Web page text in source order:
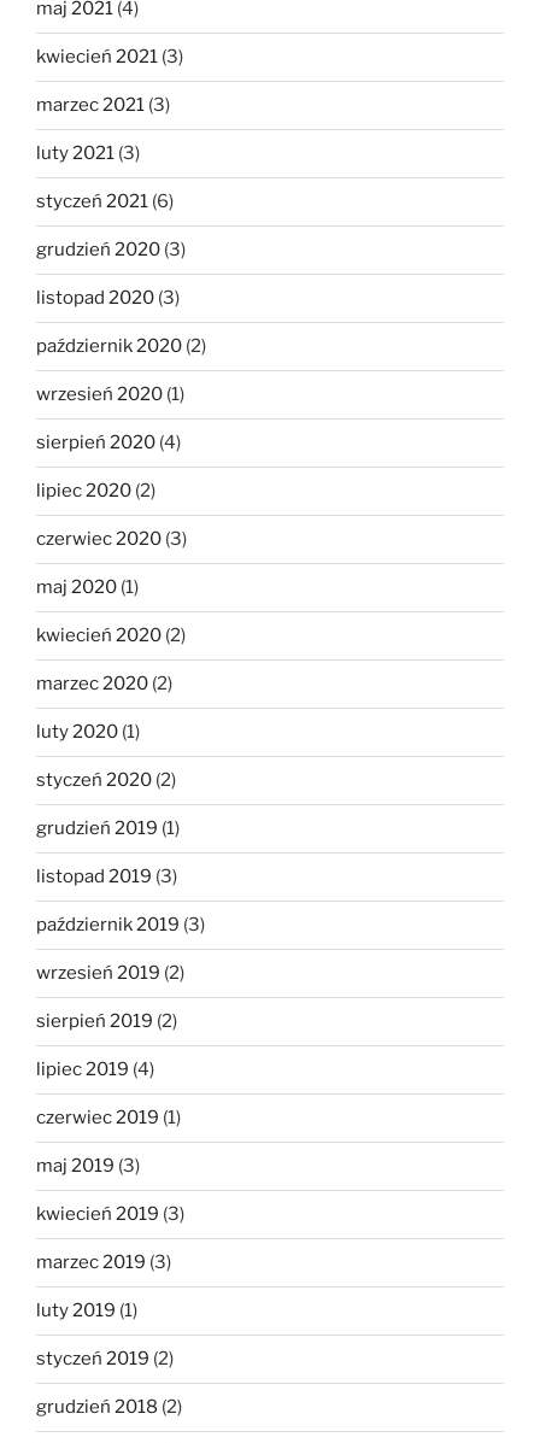
maj 2021 (4)
kwiecień 2021 (3)
marzec 2021 (3)
luty 2021 (3)
styczeń 2021 (6)
grudzień 2020 (3)
listopad 2020 (3)
październik 2020 (2)
wrzesień 2020 (1)
sierpień 2020 (4)
lipiec 2020 (2)
czerwiec 2020 (3)
maj 2020 (1)
kwiecień 2020 (2)
marzec 2020 (2)
luty 2020 (1)
styczeń 2020 (2)
grudzień 2019 (1)
listopad 2019 (3)
październik 2019 (3)
wrzesień 2019 (2)
sierpień 2019 (2)
lipiec 2019 (4)
czerwiec 2019 (1)
maj 2019 (3)
kwiecień 2019 (3)
marzec 2019 (3)
luty 2019 (1)
styczeń 2019 (2)
grudzień 2018 (2)